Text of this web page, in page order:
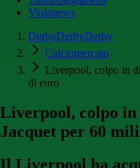
Violanews
DerbyDerbyDerby
Calciomercato
Liverpool, colpo in
di euro
Liverpool, colpo in
Jacquet per 60